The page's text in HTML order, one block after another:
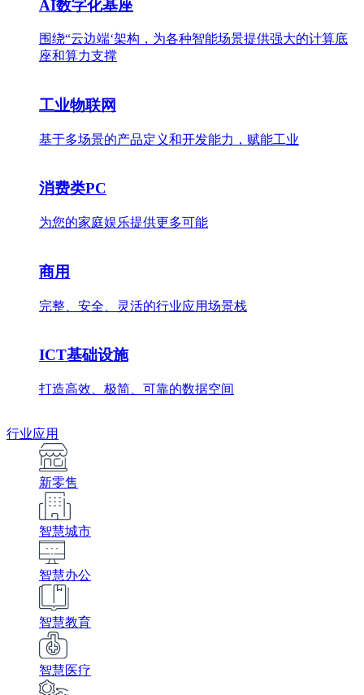
AI数字化基座
围绕“云边端‘架构，为各种智能场景提供强大的计算底
座和算力支撑
工业物联网
基于多场景的产品定义和开发能力，赋能工业
消费类PC
为您的家庭娱乐提供更多可能
商用
完整、安全、灵活的行业应用场景栈
ICT基础设施
打造高效、极简、可靠的数据空间
行业应用
新零售
智慧城市
智慧办公
智慧教育
智慧医疗